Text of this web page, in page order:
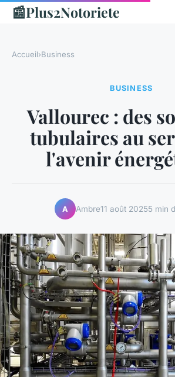
📰Plus2Notoriete
Accueil›Business
BUSINESS
Vallourec : des
tubulaires au
l'avenir
A Ambre11 août 20255 min